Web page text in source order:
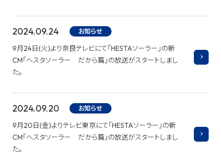
2024.09.24 お知らせ
9月24日(火)より奈良テレビにて「HESTAソーラー」の新
CM「へスタソーラー だから篇」の放送がスタートしまし
た。
2024.09.20 お知らせ
9月20日(金)よりテレビ東京にて「HESTAソーラー」の新
CM「へスタソーラー だから篇」の放送がスタートしまし
た。